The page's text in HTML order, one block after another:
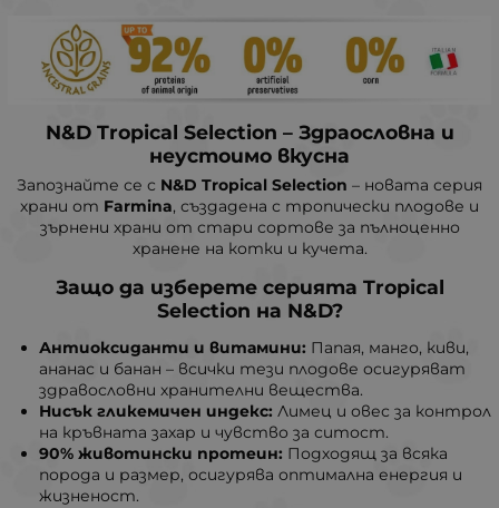
N&D Tropical Selection – Здраословна и
неустоимо вкусна
Запознайте се с N&D Tropical Selection – новата серия
храни от Farmina, създадена с тропически плодове и
зърнени храни от стари сортове за пълноценно
хранене на котки и кучета.
Защо да изберете серията Tropical
Selection на N&D?
Антиоксиданти и витамини: Папая, манго, киви,
ананас и банан – всички тези плодове осигуряват
здравословни хранителни вещества.
Нисък гликемичен индекс: Лимец и овес за контрол
на кръвната захар и чувство за ситост.
90% животински протеин: Подходящ за всяка
порода и размер, осигурява оптимална енергия и
жизненост.